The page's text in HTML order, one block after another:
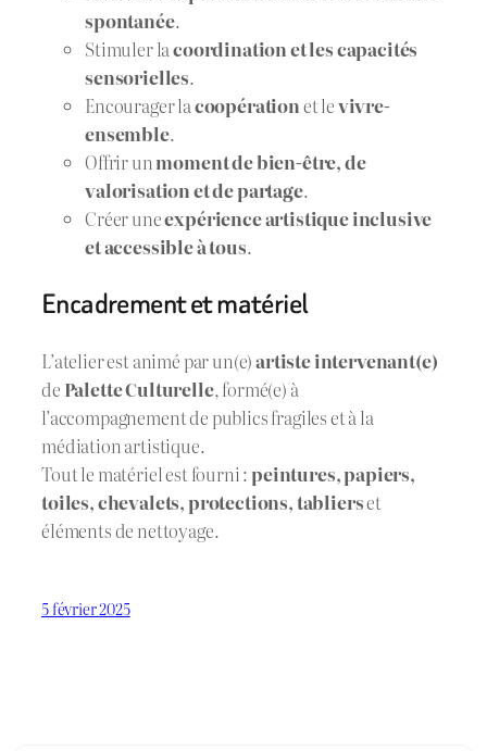
spontanée.
Stimuler lacoordination et les capacités
sensorielles.
Encourager lacoopérationet levivre-
ensemble.
Offrir unmoment de bien-être, de
valorisation et de partage.
Créer uneexpérience artistique inclusive
et accessible à tous.
Encadrement et matériel
L’atelier est animé par un(e)artiste intervenant(e)
de Palette Culturelle, formé(e) à
l’accompagnement de publics fragiles et à la
médiation artistique.
Tout le matériel est fourni :peintures, papiers,
toiles, chevalets, protections, tablierset
éléments de nettoyage.
5 février 2025